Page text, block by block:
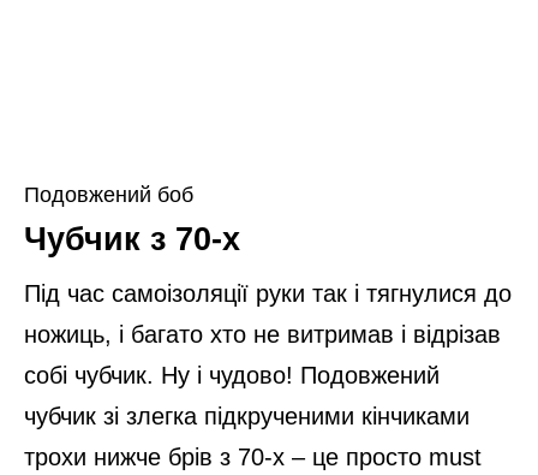
Подовжений боб
Чубчик з 70-х
Під час самоізоляції руки так і тягнулися до
ножиць, і багато хто не витримав і відрізав
собі чубчик. Ну і чудово! Подовжений
чубчик зі злегка підкрученими кінчиками
трохи нижче брів з 70-х – це просто must